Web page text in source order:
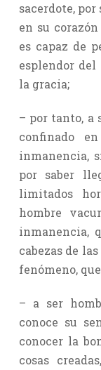
sacerdote,
en su
es capaz de
esplendor
la gracia;
– por tanto, a
confinado
inmanencia,
por saber
limitados
hombre
inmanencia,
cabezas de
fenómeno,
– a ser
conoce su
conocer la
cosas